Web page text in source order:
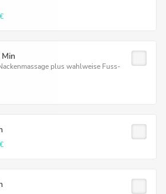
plus wahlweise Fuss-